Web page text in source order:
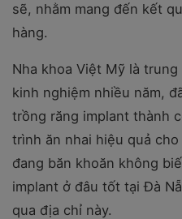
sẽ, nhằm mang đến kết
hàng.
Nha khoa Việt Mỹ là
kinh nghiệm nhiều năm,
trồng răng implant thành
trình ăn nhai hiệu quả
đang băn khoăn không
implant ở đâu tốt tại Đà
qua địa chỉ này.